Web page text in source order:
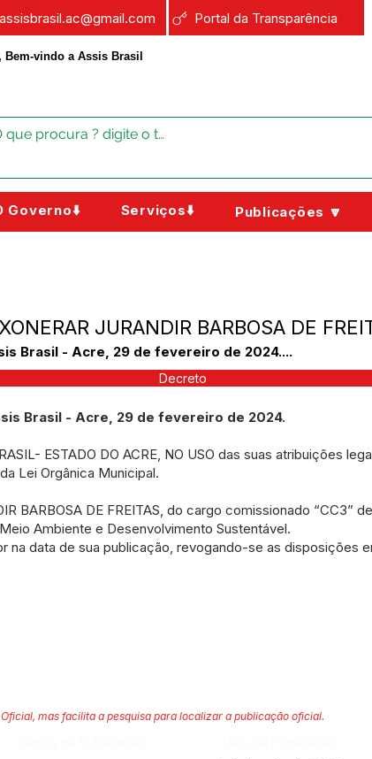
Portal da Transparência
Bem-vindo a Assis Brasil
Governo⬇️ Serviços⬇️ Publicações 🔽
JURANDIR BARBOSA DE
Brasil - Acre, 29 de fevereiro de 2024....
Decreto
Brasil - Acre, 29 de fevereiro de 2024.
ESTADO DO ACRE, NO USO das suas atribuições
Lei Orgânica Municipal.
BARBOSA DE FREITAS, do cargo comissionado “CC3”
Ambiente e Desenvolvimento Sustentável.
na data de sua publicação, revogando-se as disposições
mas facilita a pesquisa para localizar a publicação oficial.